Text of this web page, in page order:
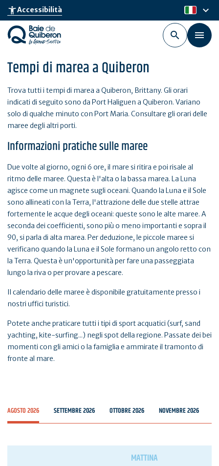
Skip
main
content
accessibility_newAccessibilità it
keyboard_arrow_down
Tempi di marea a Quiberon
Trova tutti i tempi di marea a Quiberon, Brittany. Gli orari
indicati di seguito sono da Port Haliguen a Quiberon. Variano
solo di qualche minuto con Port Maria. Consultare gli orari delle
maree degli altri porti.
Informazioni pratiche sulle maree
Due volte al giorno, ogni 6 ore, il mare si ritira e poi risale al
ritmo delle maree. Questa è l'alta o la bassa marea. La Luna
agisce come un magnete sugli oceani. Quando la Luna e il Sole
sono allineati con la Terra, l'attrazione delle due stelle attrae
fortemente le acque degli oceani: queste sono le alte maree. A
seconda dei coefficienti, sono più o meno importanti e sopra il
90, si parla di alta marea. Per deduzione, le piccole maree si
verificano quando la Luna e il Sole formano un angolo retto con
la Terra. Questa è un'opportunità per fare una passeggiata
lungo la riva o per provare a pescare.
Il calendario delle maree è disponibile gratuitamente presso i
nostri uffici turistici.
Potete anche praticare tutti i tipi di sport acquatici (surf, sand
yachting, kite-surfing...) negli spot della regione. Passate dei bei
momenti con gli amici o la famiglia e ammirate il tramonto di
fronte al mare.
AGOSTO 2026 SETTEMBRE 2026 OTTOBRE 2026 NOVEMBRE 2026
MATTINA